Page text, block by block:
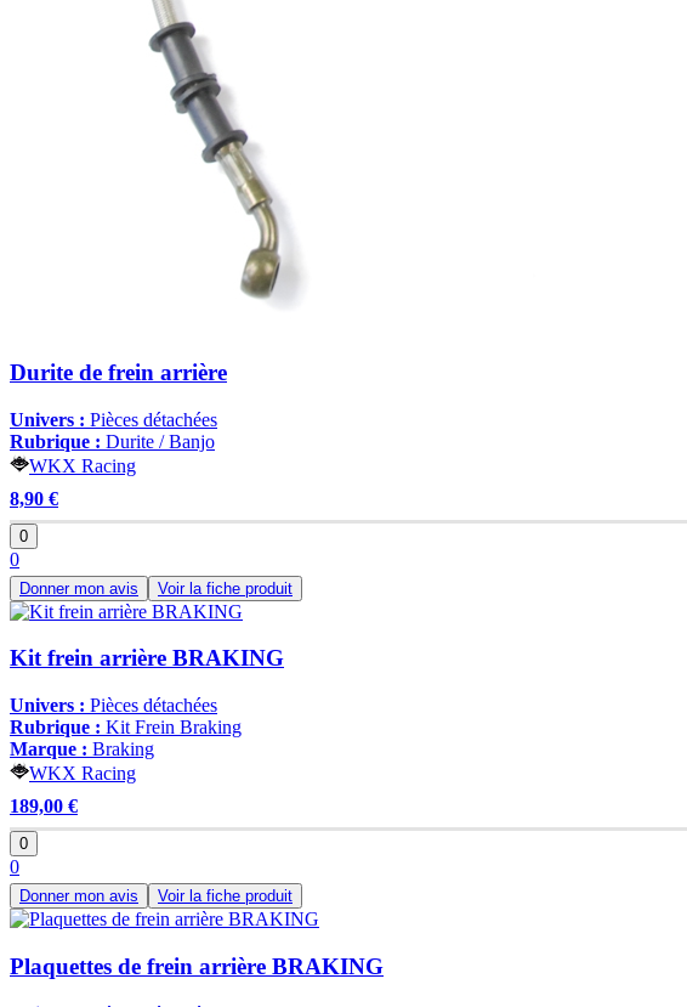
Durite de frein arrière
Univers : Pièces détachées
Rubrique : Durite / Banjo
WKX Racing
8,90 €
0
0
Donner mon avis Voir la fiche produit
Kit frein arrière BRAKING
Univers : Pièces détachées
Rubrique : Kit Frein Braking
Marque : Braking
WKX Racing
189,00 €
0
0
Donner mon avis Voir la fiche produit
Plaquettes de frein arrière BRAKING